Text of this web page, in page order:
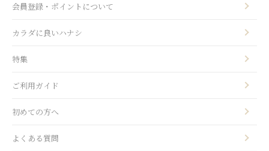
会員登録・ポイントについて
カラダに良いハナシ
特集
ご利用ガイド
初めての方へ
よくある質問